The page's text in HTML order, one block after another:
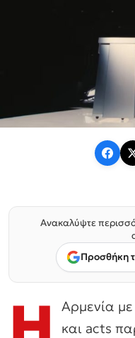
Ανακαλύψτε
Προσθήκη
Αρμενία
και acts